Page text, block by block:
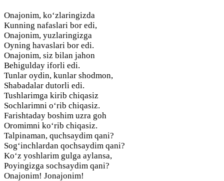
Onajonim, ko‘zlaringizda
Kunning nafaslari bor edi,
Onajonim, yuzlaringizga
Oyning havaslari bor edi.
Onajonim, siz bilan jahon
Behigulday iforli edi.
Tunlar oydin, kunlar shodmon,
Shabadalar dutorli edi.
Tushlarimga kirib chiqasiz
Sochlarimni o‘rib chiqasiz.
Farishtaday boshim uzra goh
Oromimni ko‘rib chiqasiz.
Talpinaman, quchsaydim qani?
Sog‘inchlardan qochsaydim qani?
Ko‘z yoshlarim gulga aylansa,
Poyingizga sochsaydim qani?
Onajonim! Jonajonim!